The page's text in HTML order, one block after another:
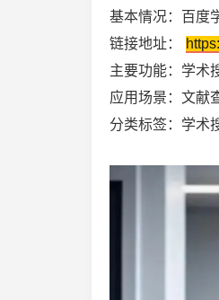
基本情况：百度
链接地址：
主要功能：学术
应用场景：文献
分类标签：学术